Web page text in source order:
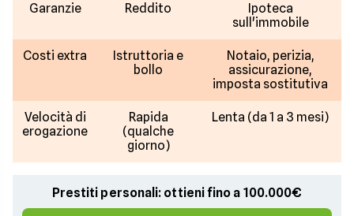
Garanzie Reddito
Ipoteca
sull'immobile
Costi extra
Istruttoria e
bollo
Notaio, perizia,
assicurazione,
imposta sostitutiva
Velocità di
erogazione
Rapida
(qualche
giorno)
Lenta (da 1 a 3 mesi)
Prestiti personali: ottieni fino a 100.000€